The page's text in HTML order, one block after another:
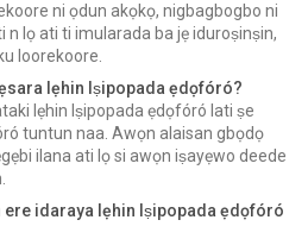
ni ọdun akọkọ, nigbagbogbo ni
n lọ ati ti imularada ba jẹ iduroṣinṣin,
loorekoore.
lẹhin Iṣipopada ẹdọfóró?
lẹhin Iṣipopada ẹdọfóró lati ṣe
tuntun naa. Awọn alaisan gbọdọ
ilana ati lọ si awọn iṣayẹwo deede
ere idaraya lẹhin Iṣipopada ẹdọfóró